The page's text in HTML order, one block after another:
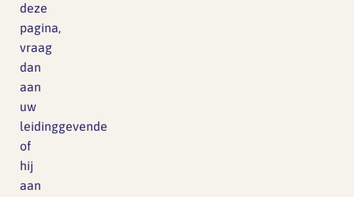
deze
pagina,
vraag
dan
aan
uw
leidinggevende
of
hij
aan